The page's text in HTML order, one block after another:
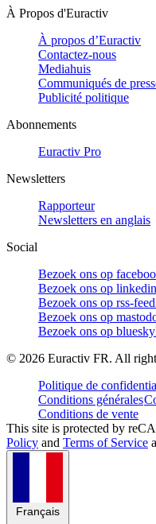
À Propos d'Euractiv
À propos d’Euractiv
Contactez-nous
Mediahuis
Communiqués de
Publicité politique
Abonnements
Euractiv Pro
Newsletters
Rapporteur
Newsletters en anglais
Social
Bezoek ons op
Bezoek ons op linkedin
Bezoek ons op rss-feed
Bezoek ons op
Bezoek ons op bluesky
© 2026 Euractiv FR. All
Politique de
Conditions générales
Conditions de vente
This site is protected by
Policy and Terms of Service
Français